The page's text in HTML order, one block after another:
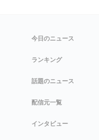
今日のニュース
ランキング
話題のニュース
配信元一覧
インタビュー